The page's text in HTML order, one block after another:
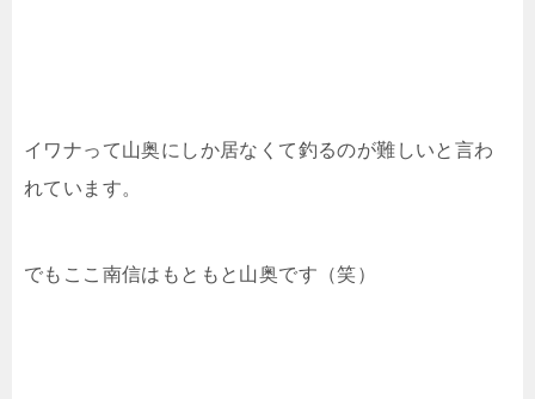
イワナって山奥にしか居なくて釣るのが難しいと言わ
れています。
でもここ南信はもともと山奥です（笑）